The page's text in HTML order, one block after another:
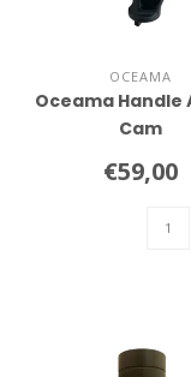
OCEAMA
Oceama Handle
Cam
€59,00